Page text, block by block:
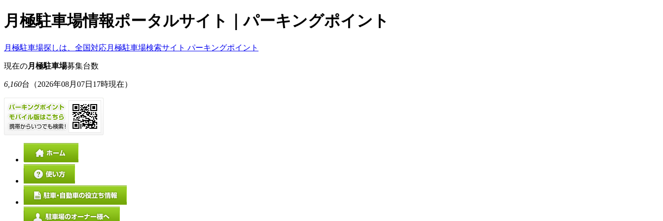
月極駐車場情報ポータルサイト｜パーキングポイント
月極駐車場探しは、全国対応月極駐車場検索サイト パーキングポイント
現在の月極駐車場募集台数
6,160台 （2026年08月07日17時現在）